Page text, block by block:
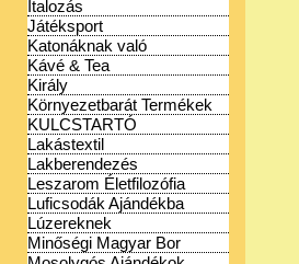
Italozás
Játéksport
Katonáknak való
Kávé & Tea
Király
Környezetbarát Termékek
KULCSTARTÓ
Lakástextil
Lakberendezés
Leszarom Életfilozófia
Luficsodák Ajándékba
Lúzereknek
Minőségi Magyar Bor